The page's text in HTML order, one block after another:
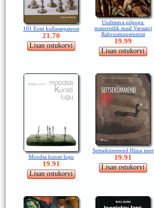
101 Eesti kullassepateost
21.70
Uudistava pilguga:
maneristlik maal Varssavi
Rahvusmuuseumist
19.99
Moodsa kunsti lugu
19.91
Seitsekümmend Hiina imet
19.91